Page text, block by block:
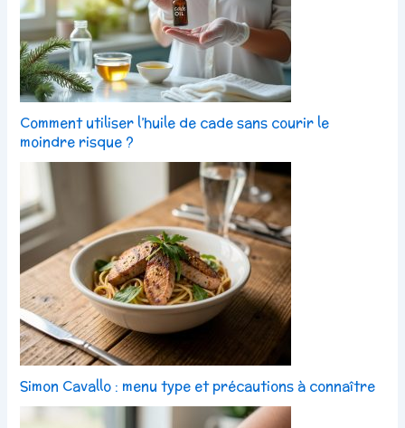
Comment utiliser l’huile de cade sans courir le
moindre risque ?
Simon Cavallo : menu type et précautions à connaître